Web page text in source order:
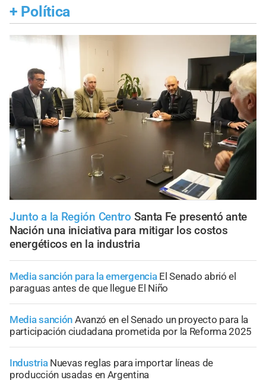
+ Política
Junto a la Región Centro Santa Fe presentó ante
Nación una iniciativa para mitigar los costos
energéticos en la industria
Media sanción para la emergencia El Senado abrió el
paraguas antes de que llegue El Niño
Media sanción Avanzó en el Senado un proyecto para la
participación ciudadana prometida por la Reforma 2025
Industria Nuevas reglas para importar líneas de
producción usadas en Argentina